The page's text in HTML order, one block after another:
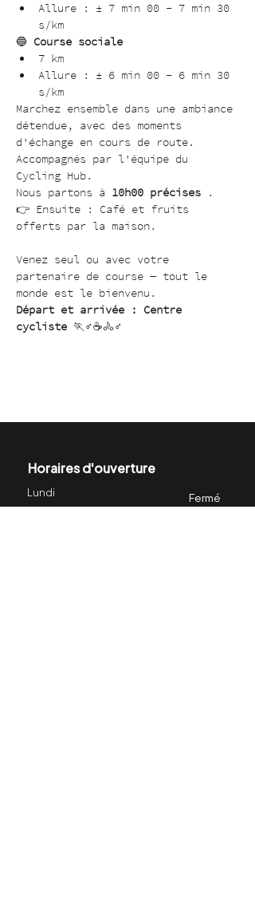
Allure : ± 7 min 00 – 7 min 30
s/km
🔵 Course sociale
7 km
Allure : ± 6 min 00 – 6 min 30
s/km
Marchez ensemble dans une ambiance
détendue, avec des moments
d'échange en cours de route.
Accompagnés par l'équipe du
Cycling Hub.
Nous partons à 10h00 précises .
👉 Ensuite : Café et fruits
offerts par la maison.
Venez seul ou avec votre
partenaire de course — tout le
monde est le bienvenu.
Départ et arrivée : Centre
cycliste 🏃♂️☕🚴♂️
Horaires d'ouverture
Lundi
Mardi
Fermé